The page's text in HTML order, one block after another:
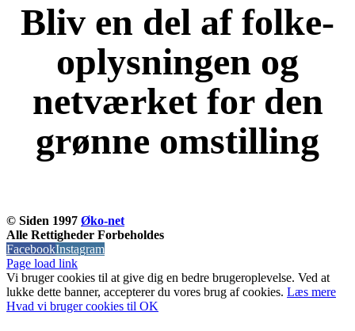
Bliv en del af folke-
oplysningen og
netværket for den
grønne omstilling
© Siden 1997 Øko-net
Alle Rettigheder Forbeholdes
FacebookInstagram
Page load link
Vi bruger cookies til at give dig en bedre brugeroplevelse. Ved at
lukke dette banner, accepterer du vores brug af ​​cookies. Læs mere
Hvad vi bruger cookies til OK